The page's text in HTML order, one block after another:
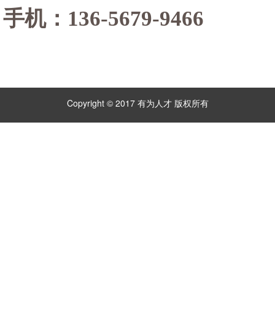
手机： 136-5679-9466
Copyright © 2017 有为人才 版权所有